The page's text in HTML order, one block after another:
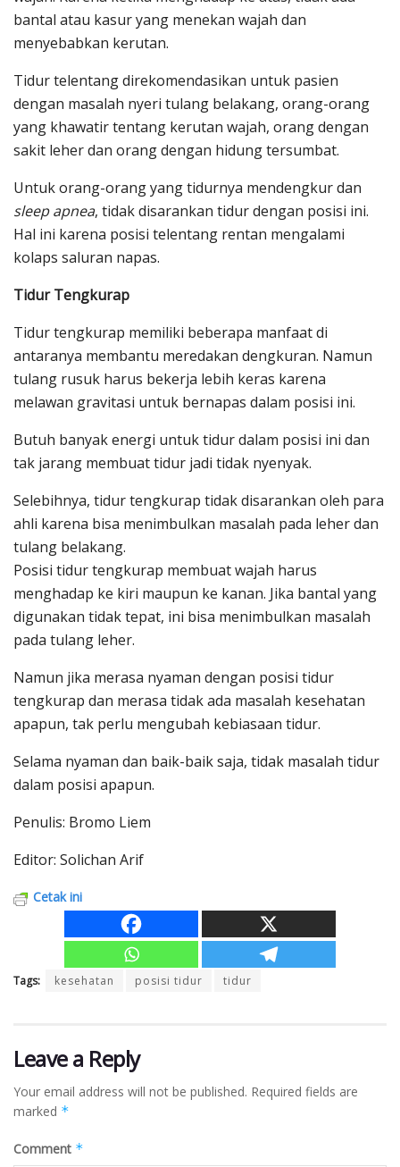
bantal atau kasur yang menekan wajah dan
menyebabkan kerutan.
Tidur telentang direkomendasikan untuk pasien
dengan masalah nyeri tulang belakang, orang-orang
yang khawatir tentang kerutan wajah, orang dengan
sakit leher dan orang dengan hidung tersumbat.
Untuk orang-orang yang tidurnya mendengkur dan
sleep apnea, tidak disarankan tidur dengan posisi ini.
Hal ini karena posisi telentang rentan mengalami
kolaps saluran napas.
Tidur Tengkurap
Tidur tengkurap memiliki beberapa manfaat di
antaranya membantu meredakan dengkuran. Namun
tulang rusuk harus bekerja lebih keras karena
melawan gravitasi untuk bernapas dalam posisi ini.
Butuh banyak energi untuk tidur dalam posisi ini dan
tak jarang membuat tidur jadi tidak nyenyak.
Selebihnya, tidur tengkurap tidak disarankan oleh para
ahli karena bisa menimbulkan masalah pada leher dan
tulang belakang.
Posisi tidur tengkurap membuat wajah harus
menghadap ke kiri maupun ke kanan. Jika bantal yang
digunakan tidak tepat, ini bisa menimbulkan masalah
pada tulang leher.
Namun jika merasa nyaman dengan posisi tidur
tengkurap dan merasa tidak ada masalah kesehatan
apapun, tak perlu mengubah kebiasaan tidur.
Selama nyaman dan baik-baik saja, tidak masalah tidur
dalam posisi apapun.
Penulis: Bromo Liem
Editor: Solichan Arif
Cetak ini
Tags: kesehatan posisi tidur tidur
Leave a Reply
Your email address will not be published. Required fields are
marked *
Comment *